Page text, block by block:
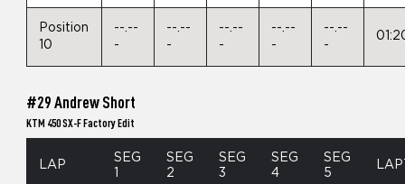
Position
10
--.--
-
--.--
-
--.--
-
--.--
-
--.--
-
#29 Andrew Short
KTM 450 SX-F Factory Edit
LAP
SEG
SEG
2
SEG
3
SEG
4
SEG
5